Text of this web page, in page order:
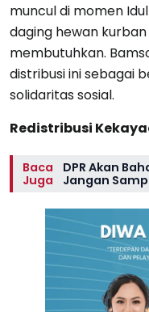
muncul di momen
daging hewan
membutuhkan.
distribusi ini sebagai
solidaritas sosial.
Redistribusi
Baca
Juga
DPR Akan
Jangan